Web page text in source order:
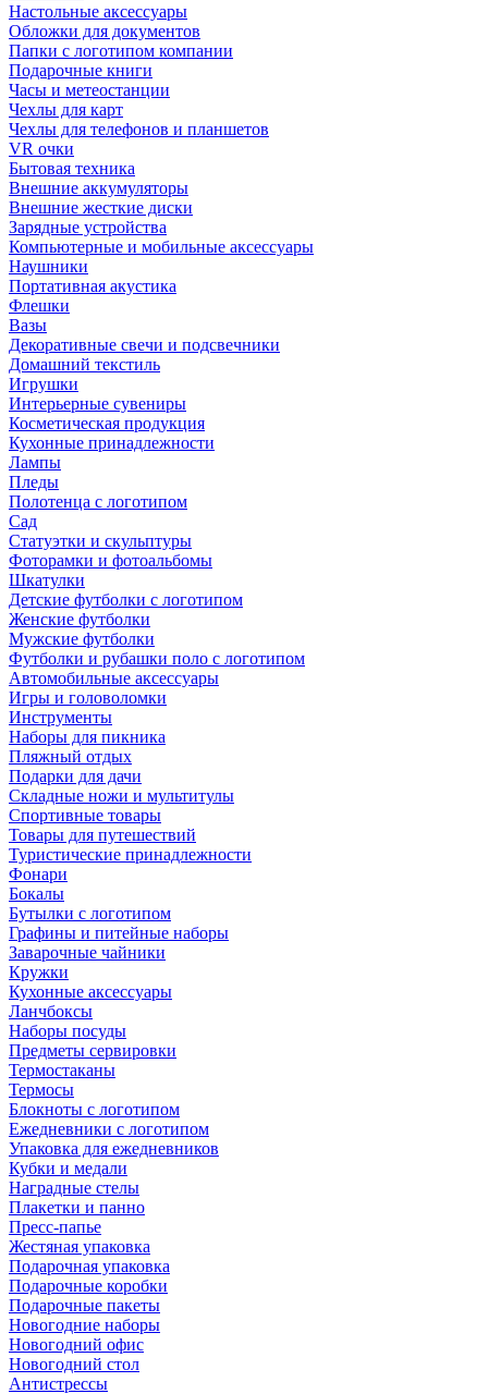
Настольные аксессуары
Обложки для документов
Папки с логотипом компании
Подарочные книги
Часы и метеостанции
Чехлы для карт
Чехлы для телефонов и планшетов
VR очки
Бытовая техника
Внешние аккумуляторы
Внешние жесткие диски
Зарядные устройства
Компьютерные и мобильные аксессуары
Наушники
Портативная акустика
Флешки
Вазы
Декоративные свечи и подсвечники
Домашний текстиль
Игрушки
Интерьерные сувениры
Косметическая продукция
Кухонные принадлежности
Лампы
Пледы
Полотенца с логотипом
Сад
Статуэтки и скульптуры
Фоторамки и фотоальбомы
Шкатулки
Детские футболки с логотипом
Женские футболки
Мужские футболки
Футболки и рубашки поло с логотипом
Автомобильные аксессуары
Игры и головоломки
Инструменты
Наборы для пикника
Пляжный отдых
Подарки для дачи
Складные ножи и мультитулы
Спортивные товары
Товары для путешествий
Туристические принадлежности
Фонари
Бокалы
Бутылки с логотипом
Графины и питейные наборы
Заварочные чайники
Кружки
Кухонные аксессуары
Ланчбоксы
Наборы посуды
Предметы сервировки
Термостаканы
Термосы
Блокноты с логотипом
Ежедневники с логотипом
Упаковка для ежедневников
Кубки и медали
Наградные стелы
Плакетки и панно
Пресс-папье
Жестяная упаковка
Подарочная упаковка
Подарочные коробки
Подарочные пакеты
Новогодние наборы
Новогодний офис
Новогодний стол
Антистрессы